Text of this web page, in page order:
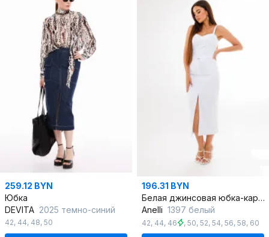
259.12 BYN
Юбка
DEVITA 2025 темно-синий
42, 44, 48, 50
196.31 BYN
Белая джинсовая юбка-карандаш с универсальным стилем
Anelli 1397 белый
42, 44, 46 , 50, 52, 54, 56, 58, 60